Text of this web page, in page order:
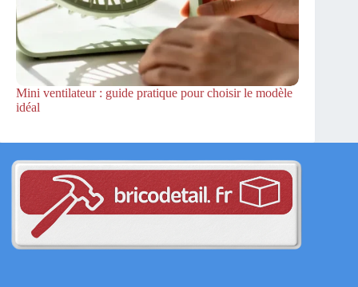
Mini ventilateur : guide pratique pour choisir le modèle
idéal